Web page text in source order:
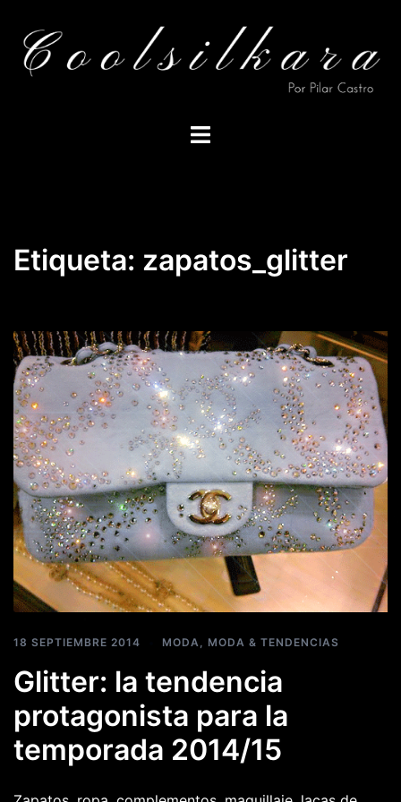
contenido
Alternar
Etiqueta: zapatos_glitter
18 SEPTIEMBRE 2014 MODA MODA & TENDENCIAS
Glitter: la tendencia
protagonista para la
temporada 2014/15